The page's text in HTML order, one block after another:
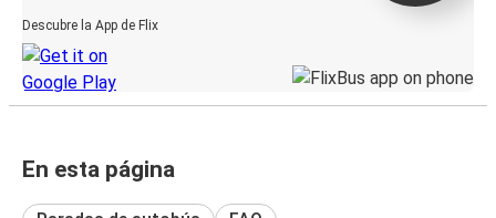
Descubre la App de Flix
En esta página